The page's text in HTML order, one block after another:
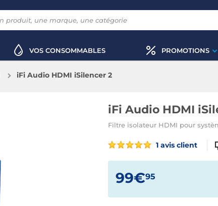
VOS CONSOMMABLES PROMOTIONS
iFi Audio HDMI iSilencer 2
iFi Audio HDMI
Filtre isolateur HDMI pour
1 avis client
99€95